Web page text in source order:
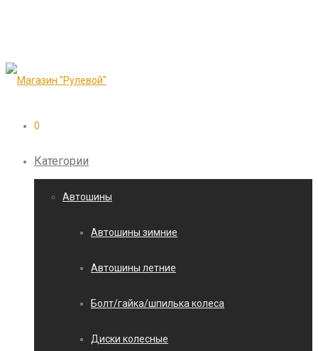
0
Категории
Автошины
Автошины зимние
Автошины летние
Болт/гайка/шпилька колеса
Диски колесные